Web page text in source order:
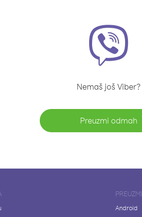
Nemaš još Viber?
Preuzmi odmah
PREUZMI
Android